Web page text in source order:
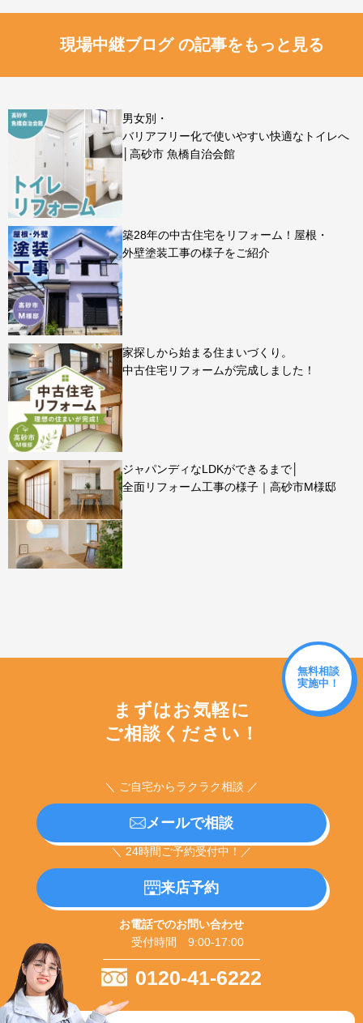
現場中継ブログ の記事をもっと見る
男女別・
バリアフリー化で使いやすい快適なトイレへ
│高砂市 魚橋自治会館
築28年の中古住宅をリフォーム！屋根・
外壁塗装工事の様子をご紹介
家探しから始まる住まいづくり。
中古住宅リフォームが完成しました！
ジャパンディなLDKができるまで│
全面リフォーム工事の様子｜高砂市M様邸
無料相談
実施中！
まずはお気軽に
ご相談ください！
＼ ご自宅からラクラク相談 ／
メールで相談
＼ 24時間ご予約受付中！／
来店予約
お電話でのお問い合わせ
受付時間 9:00-17:00
0120-41-6222